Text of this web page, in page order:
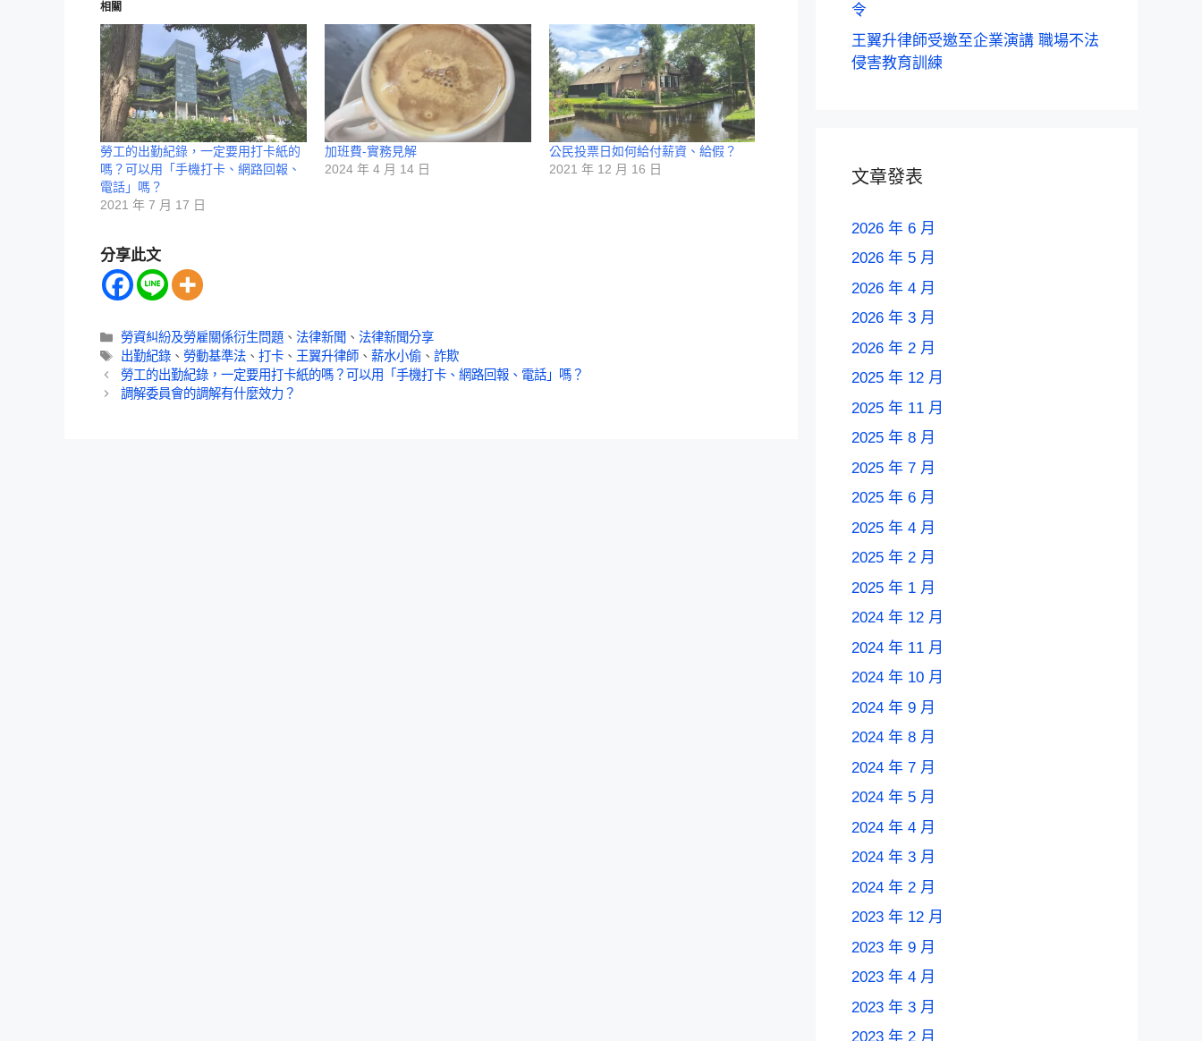
相關
勞工的出勤紀錄，一定要用打卡紙的
嗎？可以用「手機打卡、網路回報、
電話」嗎？
2021 年 7 月 17 日
加班費-實務見解
2024 年 4 月 14 日
公民投票日如何給付薪資、給假？
2021 年 12 月 16 日
分享此文
勞資糾紛及勞雇關係衍生問題 、法律新聞 、法律新聞分享
出勤紀錄 、勞動基準法 、打卡 、 王翼升律師 、薪水小偷 、詐欺
勞工的出勤紀錄，一定要用打卡紙的嗎？可以用「手機打卡、網路回報、電話」嗎？
調解委員會的調解有什麼效力？
令
王翼升律師受邀至企業演講 職場不法
侵害教育訓練
文章發表
2026 年 6 月
2026 年 5 月
2026 年 4 月
2026 年 3 月
2026 年 2 月
2025 年 12 月
2025 年 11 月
2025 年 8 月
2025 年 7 月
2025 年 6 月
2025 年 4 月
2025 年 2 月
2025 年 1 月
2024 年 12 月
2024 年 11 月
2024 年 10 月
2024 年 9 月
2024 年 8 月
2024 年 7 月
2024 年 5 月
2024 年 4 月
2024 年 3 月
2024 年 2 月
2023 年 12 月
2023 年 9 月
2023 年 4 月
2023 年 3 月
2023 年 2 月